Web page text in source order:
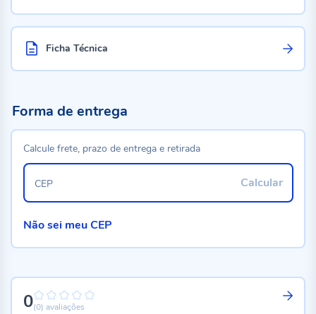
Ficha Técnica
00%
(0) avaliações
Forma de entrega
Calcule frete, prazo de entrega e retirada
Calcular
CEP
Não sei meu CEP